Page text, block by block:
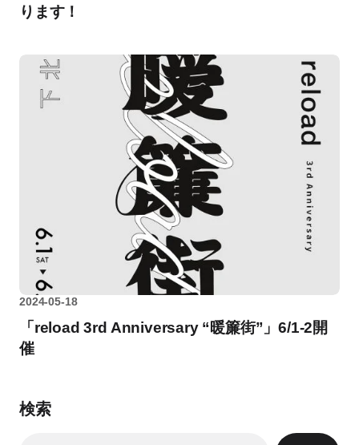
ります！
2024-05-18
「reload 3rd Anniversary “暖簾街”」6/1-2開
催
検索